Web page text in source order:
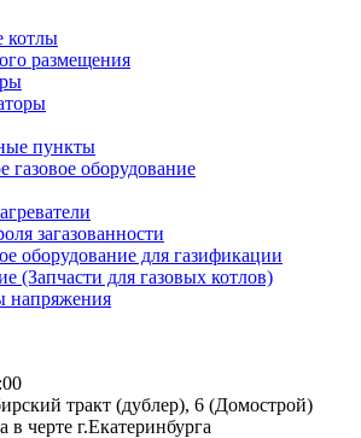
котлы
размещения
пункты
оборудование
загазованности
оборудование для газификации
(Запчасти для газовых котлов)
напряжения
тракт (дублер), 6 (Домострой)
в черте г.Екатеринбурга